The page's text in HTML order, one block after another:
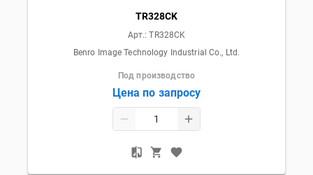
TR328CK
Арт.:TR328CK
Benro Image Technology Industrial Co., Ltd.
Под производство
Цена по запросу